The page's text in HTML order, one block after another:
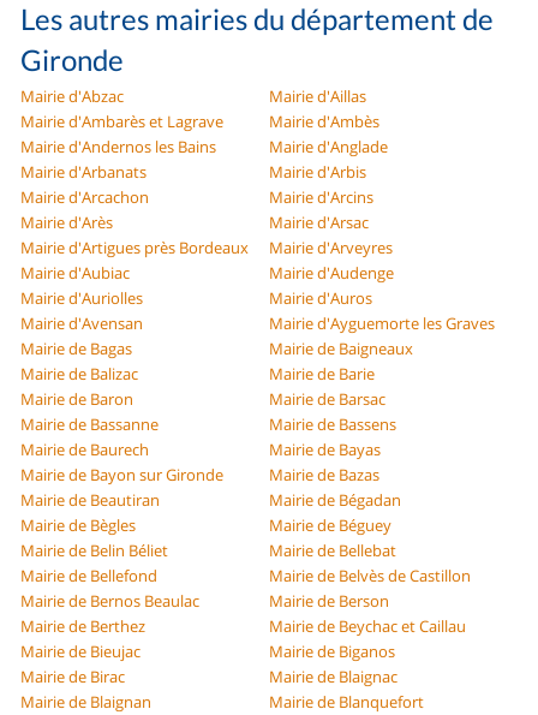
Les autres mairies du département de
Gironde
Mairie d'Abzac
Mairie d'Aillas
Mairie d'Ambarès et Lagrave
Mairie d'Ambès
Mairie d'Andernos les Bains
Mairie d'Anglade
Mairie d'Arbanats
Mairie d'Arbis
Mairie d'Arcachon
Mairie d'Arcins
Mairie d'Arès
Mairie d'Arsac
Mairie d'Artigues près Bordeaux
Mairie d'Arveyres
Mairie d'Aubiac
Mairie d'Audenge
Mairie d'Auriolles
Mairie d'Auros
Mairie d'Avensan
Mairie d'Ayguemorte les Graves
Mairie de Bagas
Mairie de Baigneaux
Mairie de Balizac
Mairie de Barie
Mairie de Baron
Mairie de Barsac
Mairie de Bassanne
Mairie de Bassens
Mairie de Baurech
Mairie de Bayas
Mairie de Bayon sur Gironde
Mairie de Bazas
Mairie de Beautiran
Mairie de Bégadan
Mairie de Bègles
Mairie de Béguey
Mairie de Belin Béliet
Mairie de Bellebat
Mairie de Bellefond
Mairie de Belvès de Castillon
Mairie de Bernos Beaulac
Mairie de Berson
Mairie de Berthez
Mairie de Beychac et Caillau
Mairie de Bieujac
Mairie de Biganos
Mairie de Birac
Mairie de Blaignac
Mairie de Blaignan
Mairie de Blanquefort